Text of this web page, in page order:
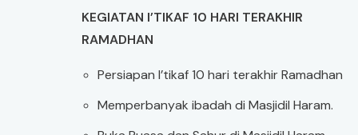
KEGIATAN I’TIKAF 10 HARI TERAKHIR
RAMADHAN
Persiapan I’tikaf 10 hari terakhir Ramadhan
Memperbanyak ibadah di Masjidil Haram.